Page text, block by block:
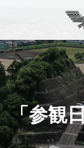
「参観